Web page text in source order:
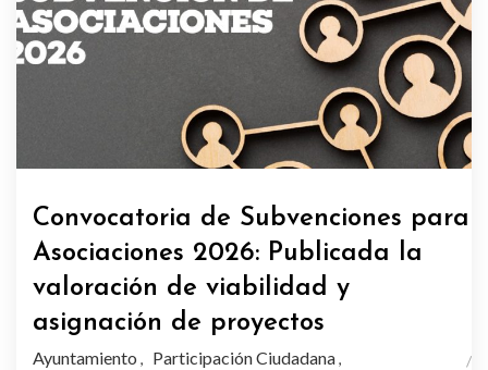
Convocatoria de Subvenciones para
Asociaciones 2026: Publicada la
valoración de viabilidad y
asignación de proyectos
Ayuntamiento , Participación Ciudadana,